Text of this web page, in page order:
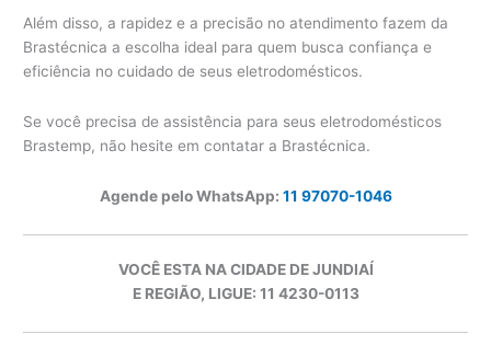
Além disso, a rapidez e a precisão no atendimento fazem da
Brastécnica a escolha ideal para quem busca confiança e
eficiência no cuidado de seus eletrodomésticos.
Se você precisa de assistência para seus eletrodomésticos
Brastemp, não hesite em contatar a Brastécnica.
Agende pelo WhatsApp: 11 97070-1046
VOCÊ ESTA NA CIDADE DE JUNDIAÍ
E REGIÃO, LIGUE: 11 4230-0113